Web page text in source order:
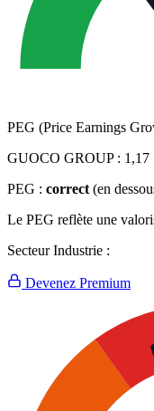
PEG (Price Earnings
GUOCO GROUP : 1,17
PEG : correct (en
Le PEG reflète une
Secteur Industrie :
Devenez Premium